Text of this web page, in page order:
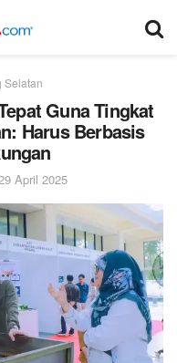
Selatan
Guna Tingkat
Harus Berbasis
April 2025